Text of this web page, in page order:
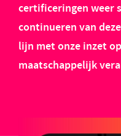
certificeringen weer
continueren van
lijn met onze inzet
maatschappelijk